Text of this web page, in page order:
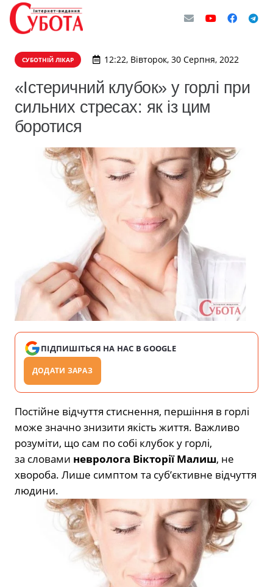
СУБОТНІЙ ЛІКАР 12:22, Вівторок, 30 Серпня, 2022
«Істеричний клубок» у горлі при
сильних стресах: як із цим
боротися
ПІДПИШІТЬСЯ НА НАС В GOOGLE
ДОДАТИ ЗАРАЗ
Постійне відчуття стиснення, першіння в горлі
може значно знизити якість життя. Важливо
розуміти, що сам по собі клубок у горлі,
за словами невролога Вікторії Малиш, не
хвороба. Лише симптом та суб’єктивне відчуття
людини.